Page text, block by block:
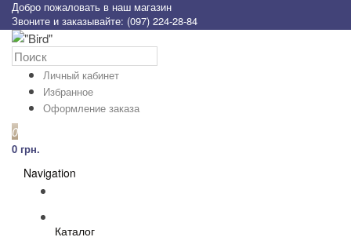
Добро пожаловать в наш магазин
Звоните и заказывайте: (097) 224-28-84
Личный кабинет
Избранное
Оформление заказа
0
0 грн.
Navigation
Каталог